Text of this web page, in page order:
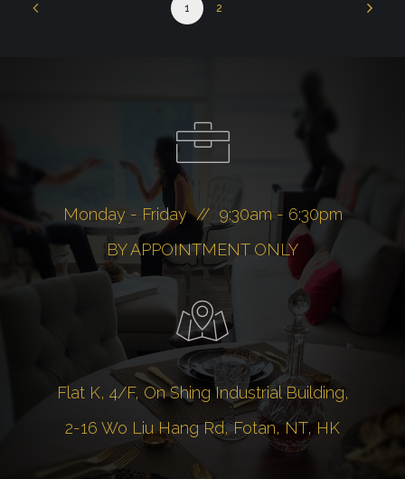
1 2
Monday - Friday // 9:30am - 6:30pm
BY APPOINTMENT ONLY
Flat K, 4/F, On Shing Industrial Building,
2-16 Wo Liu Hang Rd, Fotan, NT, HK